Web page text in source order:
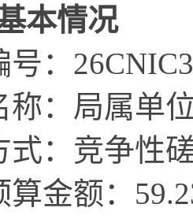
本情况
号 ：
： 局属单
式：竞争性
金额：